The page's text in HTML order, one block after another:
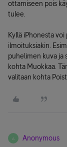
ottamiseen pois
tulee.
Kyllä iPhonesta
ilmoituksiakin.
puhelimen kuva ja
kohta Muokkaa.
valitaan kohta
A Anonymous